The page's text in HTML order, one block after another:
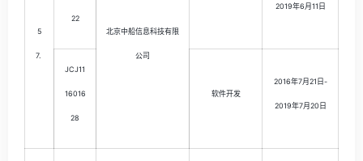
5
7.
22
北京中船信息科技有限
公司
2019年6月11日
JCJ11
16016
28
软件开发
2016年7月21日-
2019年7月20日